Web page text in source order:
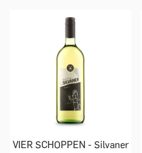
VIER SCHOPPEN - Silvaner